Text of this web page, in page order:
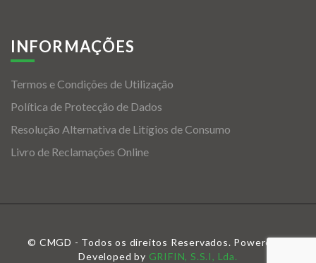
INFORMAÇÕES
Termos e Condições de Utilização
Política de Protecção de Dados
Resolução Alternativa de Litígios de Consumo
Livro de Reclamações Online
© CMGD - Todos os direitos Reservados. Powered &
Developed by GRIFIN, S.S.I, Lda.